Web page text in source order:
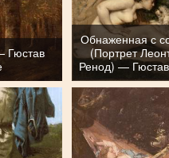
Гюстав
Обнаженная с
(Портрет
Ренод) —